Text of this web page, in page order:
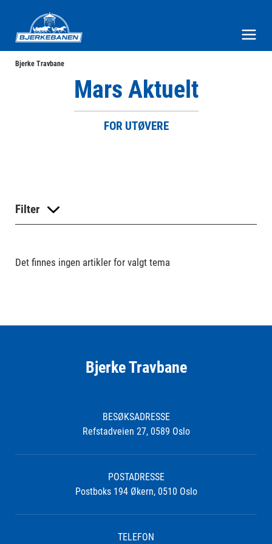
Bjerke Travbane
Mars Aktuelt
FOR UTØVERE
Filter
Det finnes ingen artikler for valgt tema
Bjerke Travbane
BESØKSADRESSE
Refstadveien 27, 0589 Oslo
POSTADRESSE
Postboks 194 Økern, 0510 Oslo
TELEFON